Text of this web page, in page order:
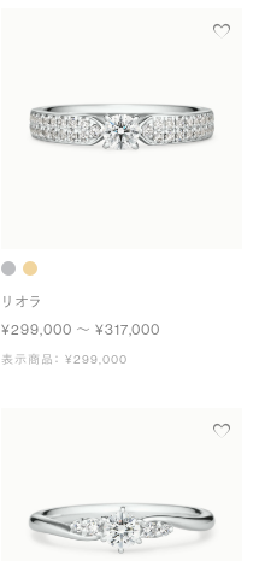
リオラ
¥299,000 〜 ¥317,000
表示商品： ¥299,000